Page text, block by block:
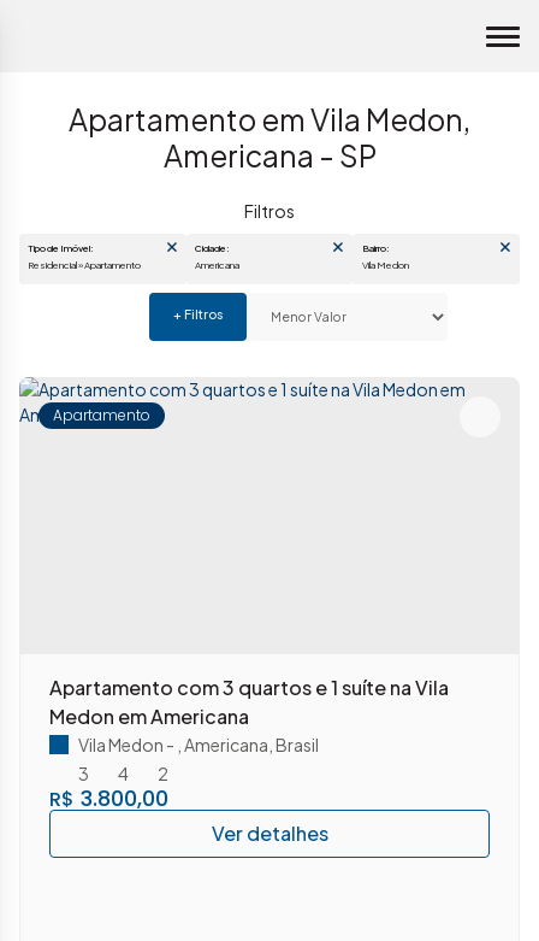
Apartamento em Vila Medon,
Americana - SP
Residencial » Apartamento Americana
Apartamento
Apartamento com 3 quartos e 1 suíte na Vila
Medon em Americana
R$ 3.800,00
Vila Medon Americana Brasil
3
4 2